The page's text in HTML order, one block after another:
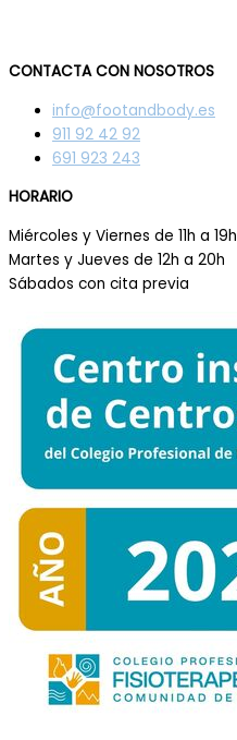
CONTACTA CON NOSOTROS
info@footandbody.es
911 92 42 92
691 923 243
HORARIO
Miércoles y Viernes de 11h a 19h
Martes y Jueves de 12h a 20h
Sábados con cita previa